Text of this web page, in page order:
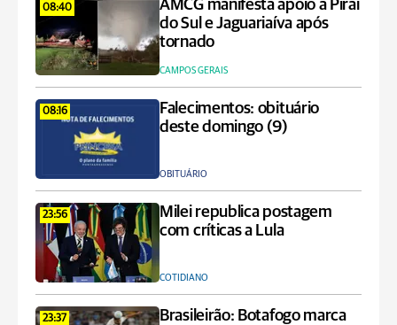
08:40
AMCG manifesta apoio a Piraí
do Sul e Jaguariaíva após
tornado
CAMPOS GERAIS
08:16
Falecimentos: obituário
deste domingo (9)
OBITUÁRIO
23:56
Milei republica postagem
com críticas a Lula
COTIDIANO
23:37
Brasileirão: Botafogo marca